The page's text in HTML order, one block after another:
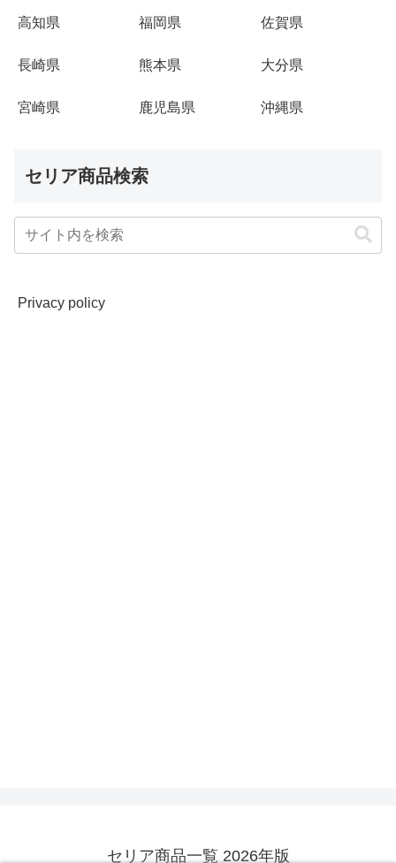
高知県 福岡県 佐賀県
長崎県 熊本県 大分県
宮崎県 鹿児島県 沖縄県
セリア商品検索
Privacy policy
セリア商品一覧 2026年版